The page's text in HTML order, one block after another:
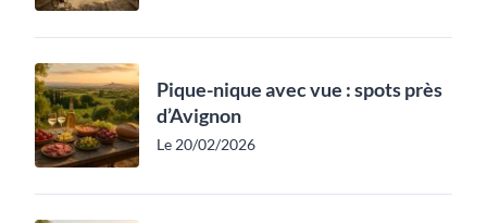
Pique-nique avec vue : spots près
d’Avignon
Le 20/02/2026